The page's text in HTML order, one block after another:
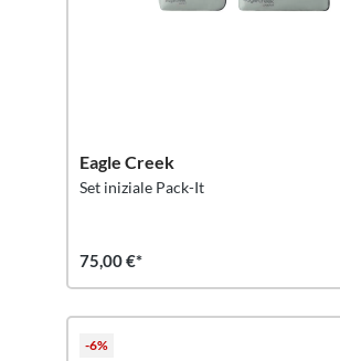
Eagle Creek
Set iniziale Pack-It
75,00 €*
-6%